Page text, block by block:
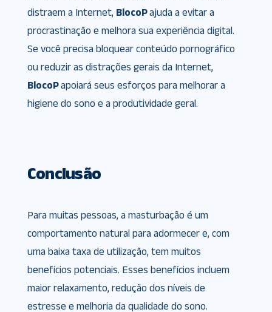
distraem a Internet, BlocoPajuda a evitar a
procrastinação e melhora sua experiência digital.
Se você precisa bloquear conteúdo pornográfico
ou reduzir as distrações gerais da Internet,
BlocoPapoiará seus esforços para melhorar a
higiene do sono e a produtividade geral.
Conclusão
Para muitas pessoas, a masturbação é um
comportamento natural para adormecer e, com
uma baixa taxa de utilização, tem muitos
benefícios potenciais. Esses benefícios incluem
maior relaxamento, redução dos níveis de
estresse e melhoria da qualidade do sono.